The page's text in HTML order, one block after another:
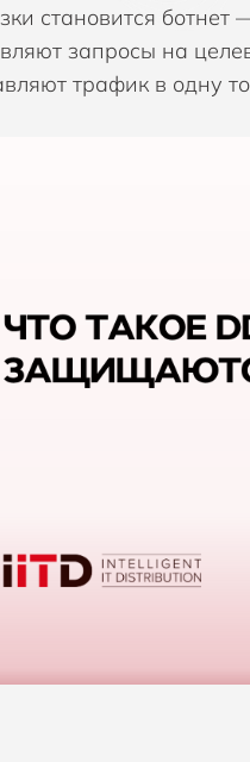
UEBA, Анализ
субъектов
ZTNA, Доступ к сети с
становится
запросы на
трафик в одну